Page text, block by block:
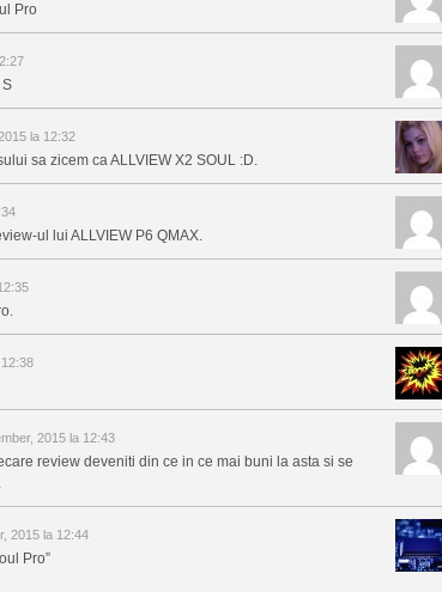
Pro
S
la 12:32
sa zicem ca ALLVIEW X2 SOUL :D.
ul lui ALLVIEW P6 QMAX.
2015 la 12:43
review deveniti din ce in ce mai buni la asta si se
2015 la 12:44
Pro”